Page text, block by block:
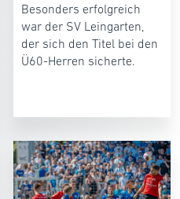
Besonders erfolgreich
war der SV Leingarten,
der sich den Titel bei den
Ü60-Herren sicherte.